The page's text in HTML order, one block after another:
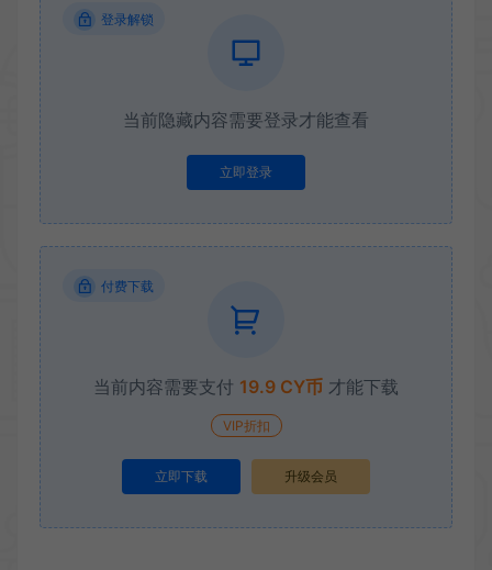
登录解锁
当前隐藏内容需要登录才能查看
立即登录
付费下载
当前内容需要支付 19.9 CY币 才能下载
VIP折扣
立即下载 升级会员